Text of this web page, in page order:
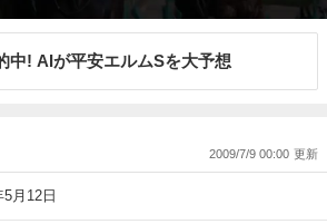
中! AIが平安エルムSを大予想
2009/7/9 00:00
月12日